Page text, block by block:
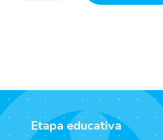
Etapa educativa